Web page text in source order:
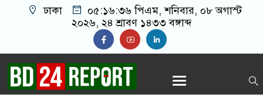
ঢাকা ০৫:১৬:৩৭ পিএম, শনিবার, ০৮ অগাস্ট
২০২৬, ২৪ শ্রাবণ ১৪৩৩ বঙ্গাব্দ